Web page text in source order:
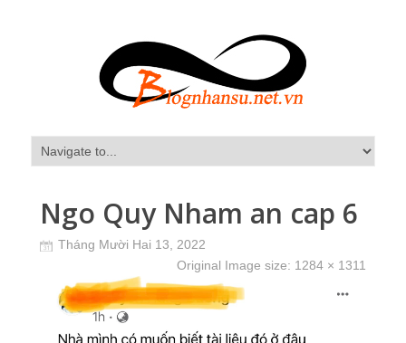
Ngo Quy Nham an cap 6
Tháng Mười Hai 13, 2022
Original Image size: 1284 × 1311